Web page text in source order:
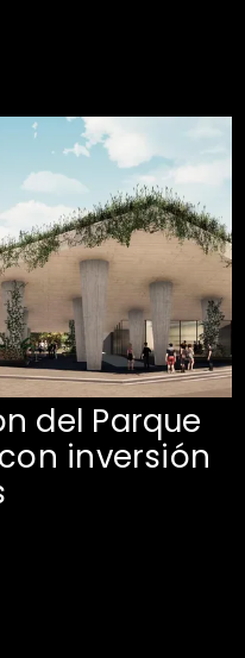
del Parque
inversión